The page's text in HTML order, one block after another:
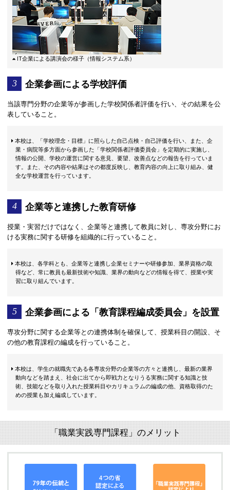
IT企業による講演会の様子（情報システム系）
企業参画による学校評価
当該専門分野の企業等が参画した学校関係者評価を行い、その結果を公
表していること。
本校は、「学校理念・目標」に照らした自己点検・自己評価を行い、また、企
業・病院等多方面から参画した「学校関係者評価委員会」を定期的に実施し、
情報の公開、学校の運営に関する意見、要望、改善点などの報告を行っていま
す。また、その内容や結果はその都度反映し、教育内容の向上に取り組み、健
全な学校運営を行っています。
企業等と連携した教育研修
授業・実習だけではなく、企業等と連携して教員に対し、専攻分野にお
ける実務に関する研修を組織的に行っていること。
本校は、各学科とも、企業等と連携し企業セミナーや研修参加、業界資格の取
得など、常に教員も最新技術や知識、業界の動向などの情報を得て、授業や実
習に取り組んでいます。
企業参画による「教育課程編成委員会」を設置
専攻分野に関する企業等との連携体制を確保して、授業科目の開設、そ
の他の教育課程の編成を行っていること。
本校は、学生の就職先である各専攻分野の企業等の方々と連携し、最新の業界
動向などを踏まえ、社会に出てから即戦力となりうる実務に関する知識と技
術、技能などを取り入れた授業科目やカリキュラムの編成の他、資格取得のた
めの授業も加え編成しています。
「職業実践専門課程」のメリット